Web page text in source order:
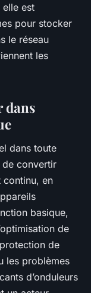
elle est
pour stocker
le réseau
les
dans
dans toute
convertir
continu, en
basique,
de
de
les problèmes
d’onduleurs